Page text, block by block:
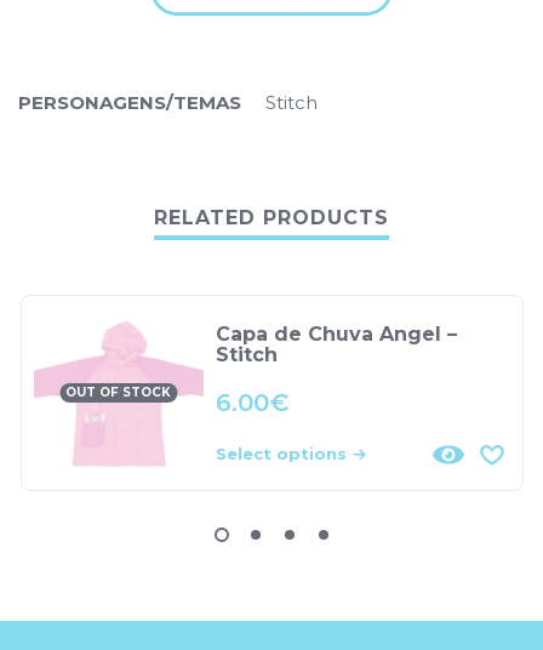
PERSONAGENS/TEMAS Stitch
RELATED PRODUCTS
OUT OF STOCK
Capa de Chuva Angel –
Stitch
6.00€
Select options